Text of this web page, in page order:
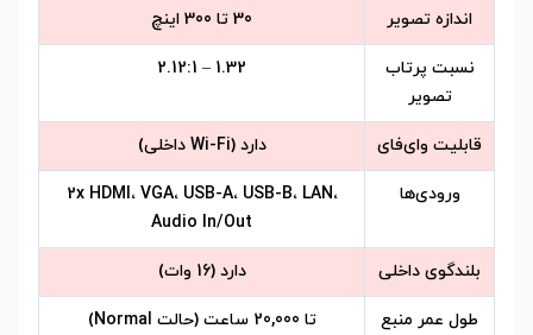
اندازه تصویر 30 تا 300 اینچ
نسبت پرتاب
تصویر
1.32 – 2.12:1
قابلیت وای‌فای دارد (Wi-Fi داخلی)
ورودی‌ها
2x HDMI، VGA، USB-A، USB-B، LAN،
Audio In/Out
بلندگوی داخلی دارد (16 وات)
طول عمر منبع
تا 20,000 ساعت (حالت Normal)